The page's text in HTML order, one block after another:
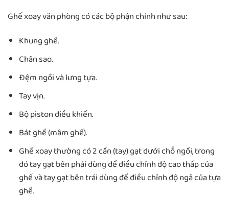
Ghế xoay văn phòng có các bộ phận chính như sau:
Khung ghế.
Chân sao.
Đệm ngồi và lưng tựa.
Tay vịn.
Bộ piston điều khiển.
Bát ghế (mâm ghế).
Ghế xoay thường có 2 cần (tay) gạt dưới chỗ ngồi, trong
đó tay gạt bên phải dùng để điều chỉnh độ cao thấp của
ghế và tay gạt bên trái dùng để điều chỉnh độ ngả của tựa
ghế.